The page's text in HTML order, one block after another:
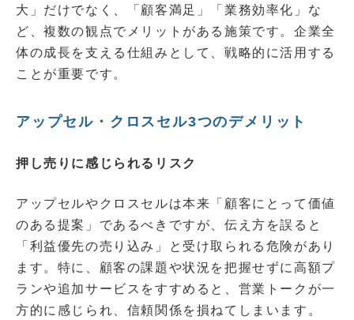
大」だけでなく、「顧客満足」「業務効率化」な
ど、複数の観点でメリットがある施策です。企業全
体の成長を支える仕組みとして、戦略的に活用する
ことが重要です。
アップセル・クロスセル3つのデメリット
押し売りに感じられるリスク
アップセルやクロスセルは本来「顧客にとって価値
のある提案」であるべきですが、伝え方を誤ると
「利益優先の売り込み」と受け取られる危険があり
ます。特に、顧客の課題や状況を把握せずに高額プ
ランや追加サービスをすすめると、営業トークが一
方的に感じられ、信頼関係を損ねてしまいます。